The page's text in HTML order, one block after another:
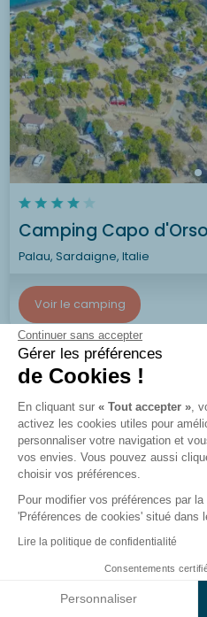
Continuer sans accepter
Gérer les préférences
de Cookies !
En cliquant sur « Tout accepter »,
activez les cookies utiles pour
personnaliser votre navigation et
vos envies. Vous pouvez aussi
choisir vos préférences.
Pour modifier vos préférences par
'Préférences de cookies' situé dans
Lire la politique de confidentialité
Consentements
Personnaliser
Camping Capo d'Orso
Palau, Sardaigne, Italie
Voir le camping
Sunny d'Or
Voir les